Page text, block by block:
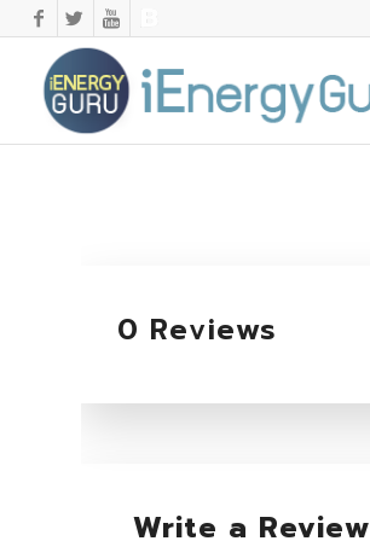
0 Reviews
Write a Review